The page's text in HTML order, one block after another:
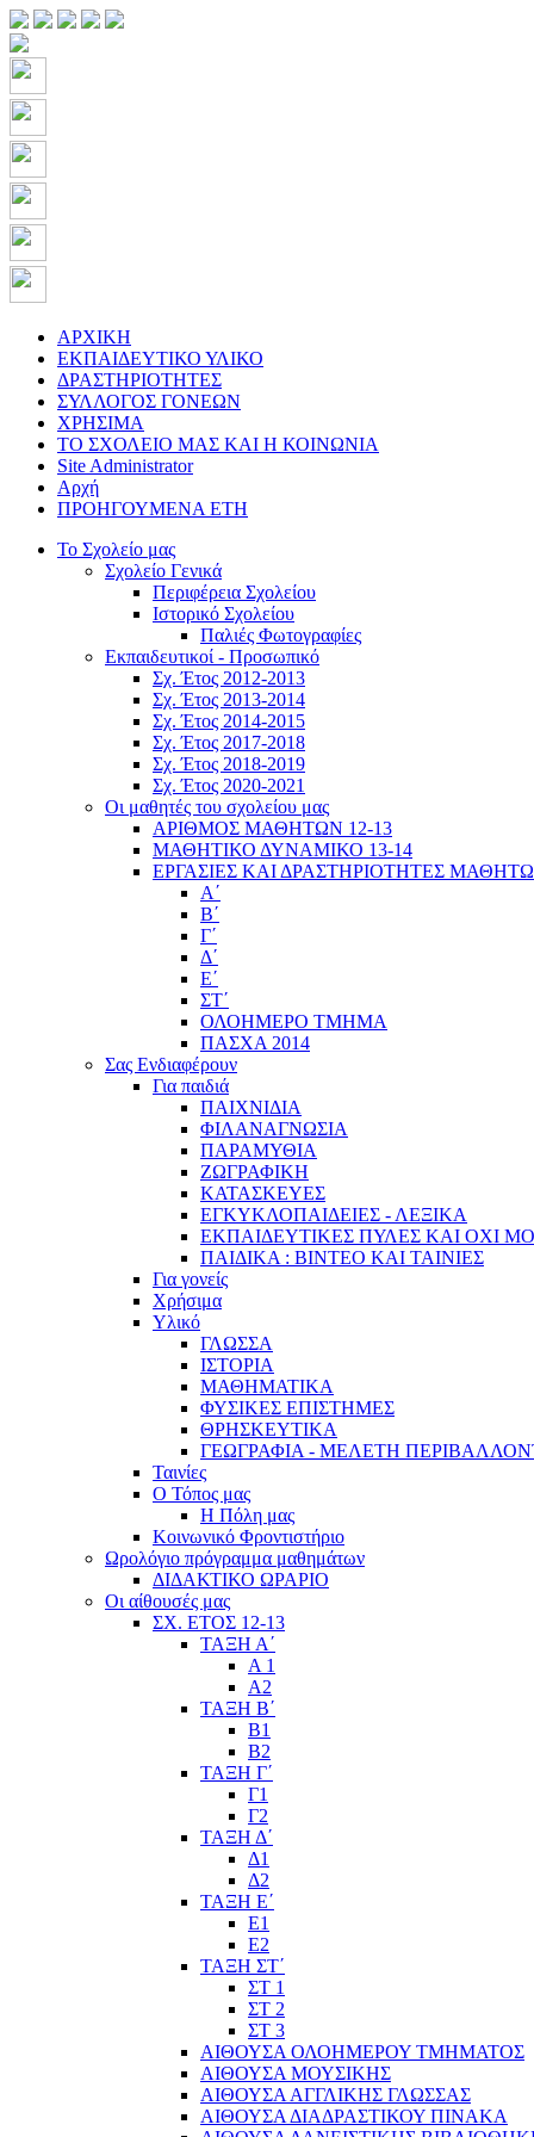
ΑΡΧΙΚΗ
ΕΚΠΑΙΔΕΥΤΙΚΟ ΥΛΙΚΟ
ΔΡΑΣΤΗΡΙΟΤΗΤΕΣ
ΣΥΛΛΟΓΟΣ ΓΟΝΕΩΝ
ΧΡΗΣΙΜΑ
ΤΟ ΣΧΟΛΕΙΟ ΜΑΣ ΚΑΙ Η ΚΟΙΝΩΝΙΑ
Site Administrator
Αρχή
ΠΡΟΗΓΟΥΜΕΝΑ ΕΤΗ
Το Σχολείο μας
Σχολείο Γενικά
Περιφέρεια Σχολείου
Ιστορικό Σχολείου
Παλιές Φωτογραφίες
Εκπαιδευτικοί - Προσωπικό
Σχ. Έτος 2012-2013
Σχ. Έτος 2013-2014
Σχ. Έτος 2014-2015
Σχ. Έτος 2017-2018
Σχ. Έτος 2018-2019
Σχ. Έτος 2020-2021
Οι μαθητές του σχολείου μας
ΑΡΙΘΜΟΣ ΜΑΘΗΤΩΝ 12-13
ΜΑΘΗΤΙΚΟ ΔΥΝΑΜΙΚΟ 13-14
ΕΡΓΑΣΙΕΣ ΚΑΙ ΔΡΑΣΤΗΡΙΟΤΗΤΕΣ
Α΄
Β΄
Γ΄
Δ΄
Ε΄
ΣΤ΄
ΟΛΟΗΜΕΡΟ ΤΜΗΜΑ
ΠΑΣΧΑ 2014
Σας Ενδιαφέρουν
Για παιδιά
ΠΑΙΧΝΙΔΙΑ
ΦΙΛΑΝΑΓΝΩΣΙΑ
ΠΑΡΑΜΥΘΙΑ
ΖΩΓΡΑΦΙΚΗ
ΚΑΤΑΣΚΕΥΕΣ
ΕΓΚΥΚΛΟΠΑΙΔΕΙΕΣ - ΛΕΞΙΚΑ
ΕΚΠΑΙΔΕΥΤΙΚΕΣ ΠΥΛΕΣ ΚΑΙ ΟΧΙ
ΠΑΙΔΙΚΑ : ΒΙΝΤΕΟ ΚΑΙ ΤΑΙΝΙΕΣ
Για γονείς
Χρήσιμα
Υλικό
ΓΛΩΣΣΑ
ΙΣΤΟΡΙΑ
ΜΑΘΗΜΑΤΙΚΑ
ΦΥΣΙΚΕΣ ΕΠΙΣΤΗΜΕΣ
ΘΡΗΣΚΕΥΤΙΚΑ
ΓΕΩΓΡΑΦΙΑ - ΜΕΛΕΤΗ
Ταινίες
Ο Τόπος μας
Η Πόλη μας
Κοινωνικό Φροντιστήριο
Ωρολόγιο πρόγραμμα μαθημάτων
ΔΙΔΑΚΤΙΚΟ ΩΡΑΡΙΟ
Οι αίθουσές μας
ΣΧ. ΕΤΟΣ 12-13
ΤΑΞΗ Α΄
Α 1
Α2
ΤΑΞΗ Β΄
Β1
Β2
ΤΑΞΗ Γ΄
Γ1
Γ2
ΤΑΞΗ Δ΄
Δ1
Δ2
ΤΑΞΗ Ε΄
Ε1
Ε2
ΤΑΞΗ ΣΤ΄
ΣΤ 1
ΣΤ 2
ΣΤ 3
ΑΙΘΟΥΣΑ ΟΛΟΗΜΕΡΟΥ ΤΜΗΜΑΤΟΣ
ΑΙΘΟΥΣΑ ΜΟΥΣΙΚΗΣ
ΑΙΘΟΥΣΑ ΑΓΓΛΙΚΗΣ ΓΛΩΣΣΑΣ
ΑΙΘΟΥΣΑ ΔΙΑΔΡΑΣΤΙΚΟΥ ΠΙΝΑΚΑ